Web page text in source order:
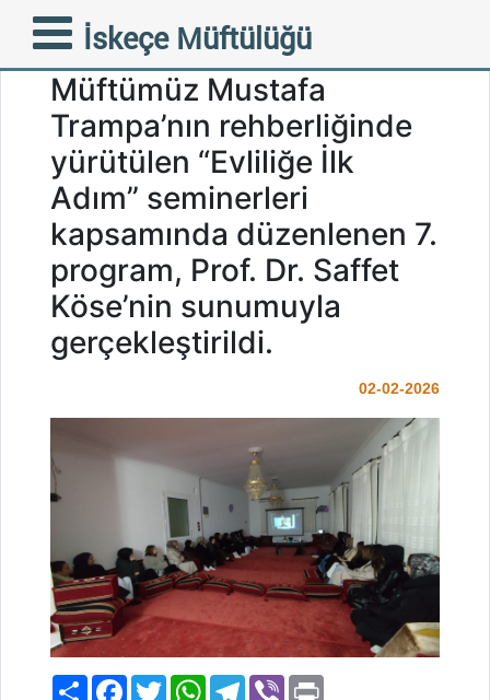
İskeçe Müftülüğü
İskeçe Müftülüğümüz Aile
Birimi tarafından,
Müftümüz Mustafa
Trampa’nın rehberliğinde
yürütülen “Evliliğe İlk
Adım” seminerleri
kapsamında düzenlenen 7.
program, Prof. Dr. Saffet
Köse’nin sunumuyla
gerçekleştirildi.
02-02-2026
PaylaşFacebook
TwitterWhatsAppTelegram
Viber